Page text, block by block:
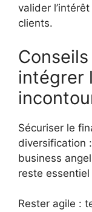
valider
clients.
intégrer
Sécuriser le
diversification
business
reste
Rester agile :